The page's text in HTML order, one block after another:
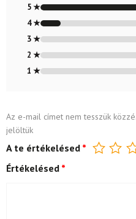
4.9/
5 ★
4 ★
3 ★
2 ★
1 ★
Az e-mail címet nem tesszük közzé.
jelöltük
A te értékelésed *
Értékelésed *